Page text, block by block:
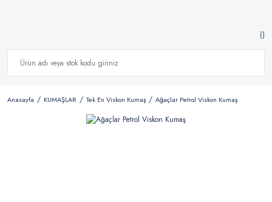
Anasayfa KUMAŞLAR Tek En Viskon Kumaş Ağaçlar Petrol Viskon Kumaş